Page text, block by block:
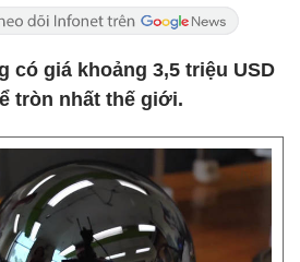
có giá khoảng 3,5 triệu USD
tròn nhất thế giới.